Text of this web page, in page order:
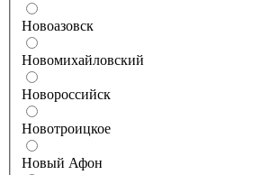
Новоазовск
Новомихайловский
Новороссийск
Новотроицкое
Новый Афон